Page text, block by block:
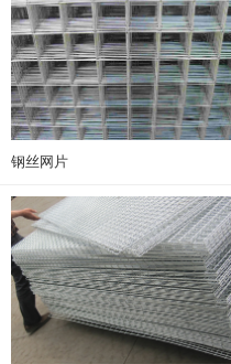
钢丝网片